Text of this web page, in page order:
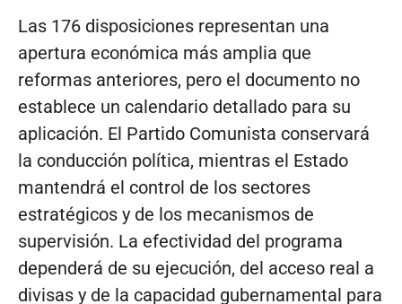
Las 176 disposiciones representan una
apertura económica más amplia que
reformas anteriores, pero el documento no
establece un calendario detallado para su
aplicación. El Partido Comunista conservará
la conducción política, mientras el Estado
mantendrá el control de los sectores
estratégicos y de los mecanismos de
supervisión. La efectividad del programa
dependerá de su ejecución, del acceso real a
divisas y de la capacidad gubernamental para